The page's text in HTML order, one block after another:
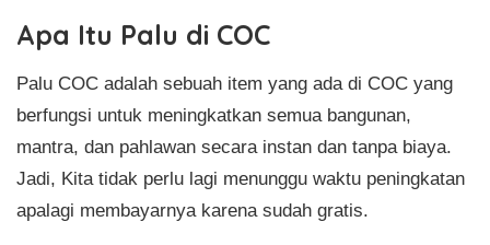
Apa Itu Palu di COC
Palu COC adalah sebuah item yang ada di COC yang
berfungsi untuk meningkatkan semua bangunan,
mantra, dan pahlawan secara instan dan tanpa biaya.
Jadi, Kita tidak perlu lagi menunggu waktu peningkatan
apalagi membayarnya karena sudah gratis.